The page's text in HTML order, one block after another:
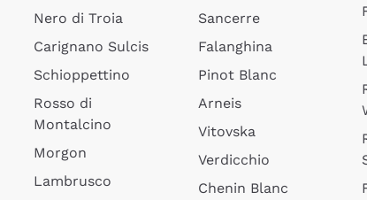
Nero di Troia
Carignano Sulcis
Schioppettino
Rosso di
Montalcino
Morgon
Lambrusco
Sancerre
Falanghina
Pinot Blanc
Arneis
Vitovska
Verdicchio
Chenin Blanc